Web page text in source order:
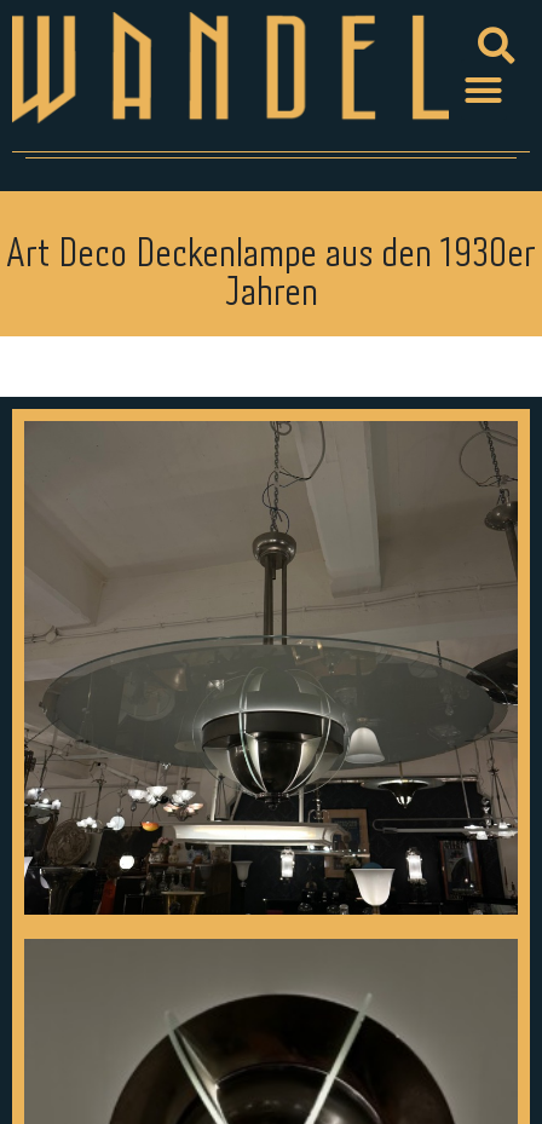
Art Deco Deckenlampe aus den 1930er
Jahren